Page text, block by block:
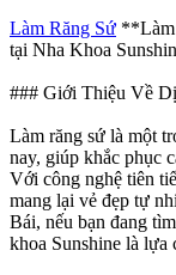
Làm Răng Sứ **Làm
tại Nha Khoa
### Giới Thiệu Về
Làm răng sứ là một
nay, giúp khắc phục
Với công nghệ tiên
mang lại vẻ đẹp tự
Bái, nếu bạn đang
khoa Sunshine là lựa